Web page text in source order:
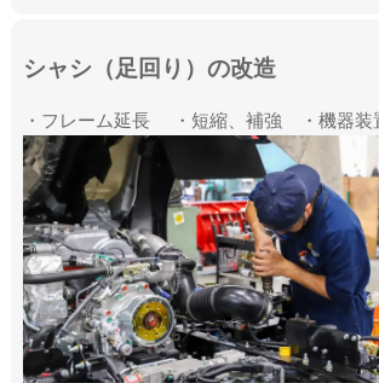
シャシ（足回り）の改造
・フレーム延長 ・短縮、補強 ・機器装